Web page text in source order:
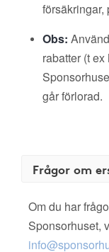
försäkringar,
Obs:
rabatter (t
går förlorad.
Frågor om
Om du har
Sponsorhuset,